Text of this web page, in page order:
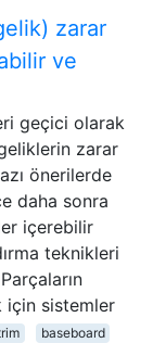
zarar
ve
geçici olarak
zarar
önerilerde
daha sonra
içerebilir
teknikleri
için sistemler
baseboard